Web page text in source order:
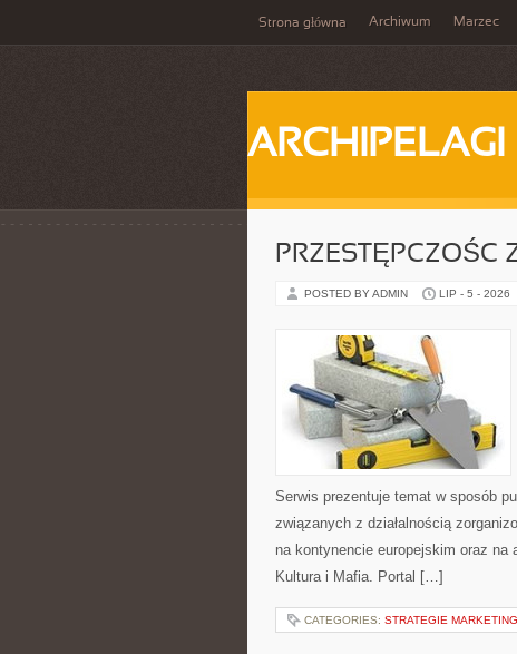
Strona główna Archiwum Marzec
ARCHIPELAGI
PRZESTĘPCZOŚC
POSTED BY ADMIN LIP - 5 - 2026
Serwis prezentuje temat w sposób
związanych z działalnością
na kontynencie europejskim oraz na
Kultura i Mafia. Portal […]
CATEGORIES: STRATEGIE